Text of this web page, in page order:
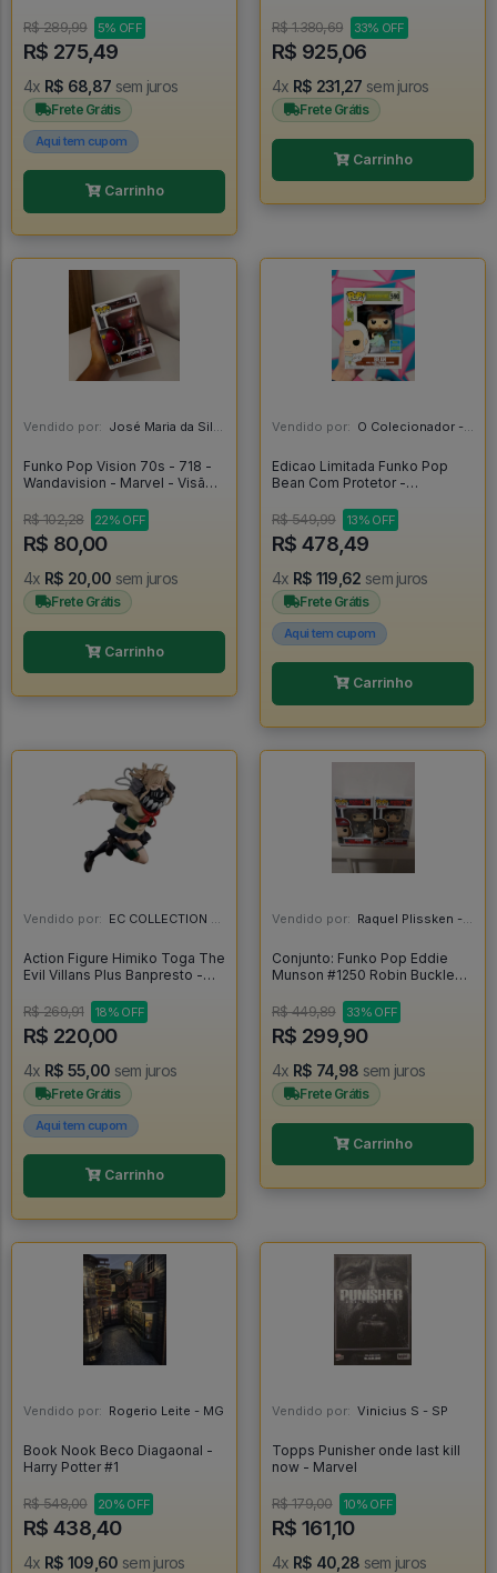
Academia
R$ 289,99 5% OFF
R$ 275,49
4x R$ 68,87 sem juros
Frete Grátis
Aqui tem cupom
Carrinho
R$ 1.380,69 33% OFF
R$ 925,06
4x R$ 231,27 sem juros
Frete Grátis
Carrinho
Vendido por: José Maria da Silva Junior - AL
Funko Pop Vision 70s - 718 -
Wandavision - Marvel - Visão -
Wandavision #718
R$ 102,28 22% OFF
R$ 80,00
4x R$ 20,00 sem juros
Frete Grátis
Carrinho
Vendido por: O Colecionador - SP
Edicao Limitada Funko Pop
Bean Com Protetor -
R$ 549,99
13% OFF
R$ 478,49
4x R$ 119,62 sem juros
Frete Grátis
Aqui tem cupom
Carrinho
Vendido por: EC COLLECTION - SP
Action Figure Himiko Toga The
Evil Villans Plus Banpresto -
Academia
R$ 269,91 18% OFF
R$ 220,00
4x R$ 55,00 sem juros
Frete Grátis
Aqui tem cupom
Carrinho
Vendido por: Raquel Plissken - SP
Conjunto: Funko Pop Eddie
Munson #1250 Robin Buckley
R$ 449,89 33% OFF
R$ 299,90
4x R$ 74,98 sem juros
Frete Grátis
Carrinho
Vendido por: Rogerio Leite - MG
Book Nook Beco Diagaonal -
Harry Potter #1
R$ 548,00 20% OFF
R$ 438,40
4x R$ 109,60 sem juros
Vendido por: Vinicius S - SP
Topps Punisher onde last kill
now - Marvel
R$ 179,00 10% OFF
R$ 161,10
4x R$ 40,28 sem juros